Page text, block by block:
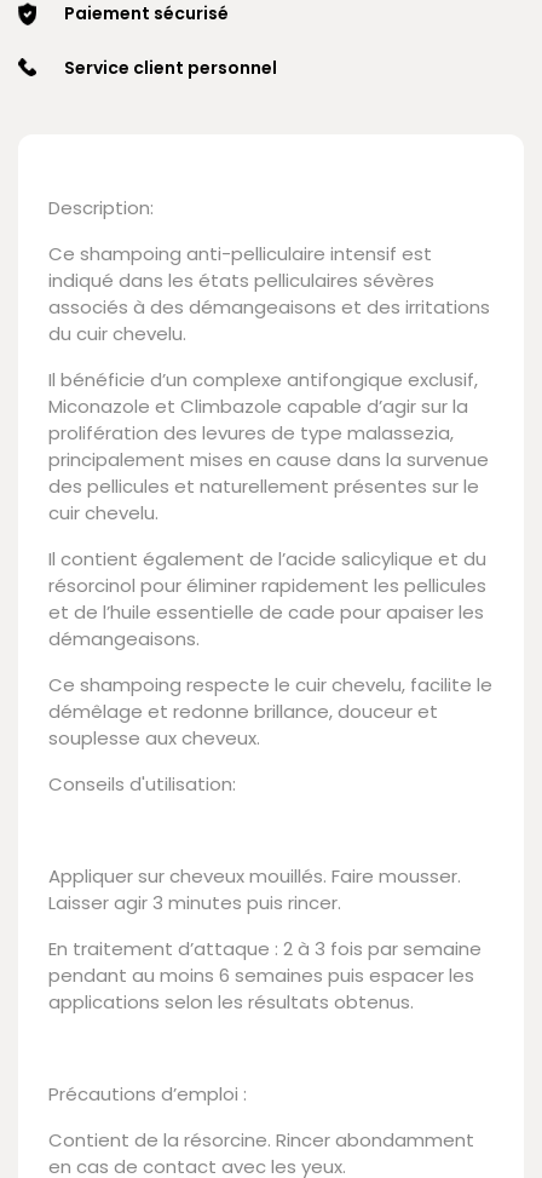
Paiement sécurisé
Service client personnel
Description:
Ce shampoing anti-pelliculaire intensif est
indiqué dans les états pelliculaires sévères
associés à des démangeaisons et des irritations
du cuir chevelu.
Il bénéficie d’un complexe antifongique exclusif,
Miconazole et Climbazole capable d’agir sur la
prolifération des levures de type malassezia,
principalement mises en cause dans la survenue
des pellicules et naturellement présentes sur le
cuir chevelu.
Il contient également de l’acide salicylique et du
résorcinol pour éliminer rapidement les pellicules
et de l’huile essentielle de cade pour apaiser les
démangeaisons.
Ce shampoing respecte le cuir chevelu, facilite le
démêlage et redonne brillance, douceur et
souplesse aux cheveux.
Conseils d'utilisation:
Appliquer sur cheveux mouillés. Faire mousser.
Laisser agir 3 minutes puis rincer.
En traitement d’attaque : 2 à 3 fois par semaine
pendant au moins 6 semaines puis espacer les
applications selon les résultats obtenus.
Précautions d’emploi :
Contient de la résorcine. Rincer abondamment
en cas de contact avec les yeux.